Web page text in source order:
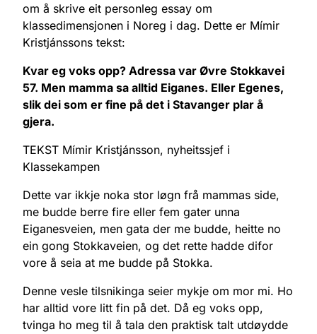
om å skrive eit personleg essay om
klassedimensjonen i Noreg i dag. Dette er Mímir
Kristjánssons tekst:
Kvar eg voks opp? Adressa var Øvre Stokkavei
57. Men mamma sa alltid Eiganes. Eller Egenes,
slik dei som er fine på det i Stavanger plar å
gjera.
TEKST Mímir Kristjánsson, nyheitssjef i
Klassekampen
Dette var ikkje noka stor løgn frå mammas side,
me budde berre fire eller fem gater unna
Eiganesveien, men gata der me budde, heitte no
ein gong Stokkaveien, og det rette hadde difor
vore å seia at me budde på Stokka.
Denne vesle tilsnikinga seier mykje om mor mi. Ho
har alltid vore litt fin på det. Då eg voks opp,
tvinga ho meg til å tala den praktisk talt utdøydde